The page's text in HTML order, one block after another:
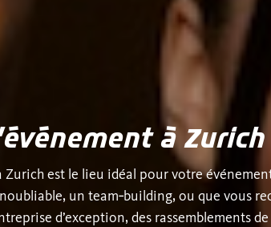
à Zurich
Zurich est le lieu idéal pour votre
un team‑building, ou que vous
d’exception, des rassemblements